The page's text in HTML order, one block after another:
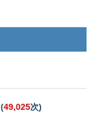
(49,025次)